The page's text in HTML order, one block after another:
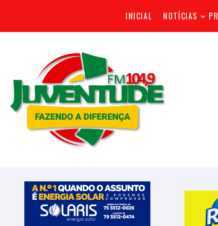
INICIAL NOTÍCIAS